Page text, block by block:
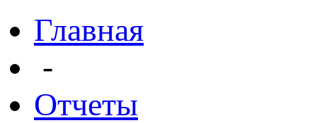
Главная
-
Отчеты